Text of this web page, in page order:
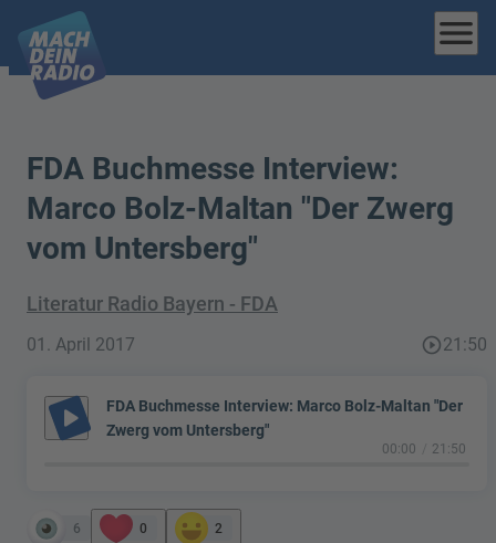
menu
FDA Buchmesse Interview:
Marco Bolz-Maltan "Der Zwerg
vom Untersberg"
Literatur Radio Bayern - FDA
01. April 2017 play_circle_outline21:50
play_arrow
FDA Buchmesse Interview: Marco Bolz-Maltan "Der
Zwerg vom Untersberg"
00:00 21:50
6 0 2